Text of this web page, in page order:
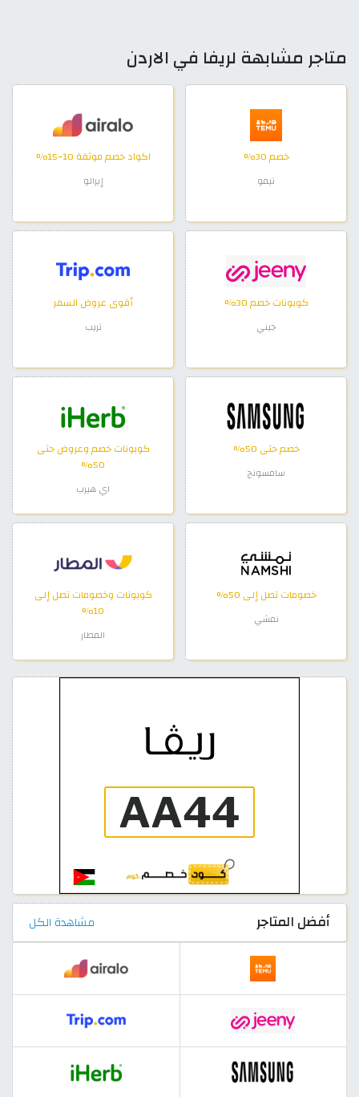
متاجر مشابهة لريفا في الاردن
خصم 30%
تيمو
اكواد خصم موثقة 10–15%
إيرالو
كوبونات خصم 30%
جيني
أقوى عروض السفر
تريب
خصم حتى 50%
سامسونج
كوبونات خصم وعروض حتى
50%
اي هيرب
خصومات تصل إلى 50%
نمشي
كوبونات وخصومات تصل إلى
10%
المطار
أفضل المتاجر مشاهدة الكل